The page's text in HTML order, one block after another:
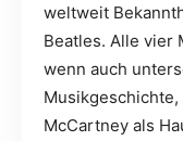
weltweit
Beatles. Alle vier
wenn auch
McCartney als